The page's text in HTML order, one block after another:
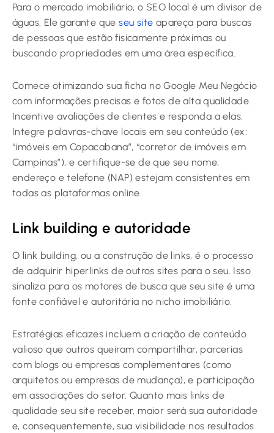
Para o mercado imobiliário, o SEO local é um divisor de
águas. Ele garante queseu site apareça para buscas
de pessoas que estão fisicamente próximas ou
buscando propriedades em uma área específica.
Comece otimizando sua ficha no Google Meu Negócio
com informações precisas e fotos de alta qualidade.
Incentive avaliações de clientes e responda a elas.
Integre palavras-chave locais em seu conteúdo (ex:
“imóveis em Copacabana”, “corretor de imóveis em
Campinas”), e certifique-se de que seu nome,
endereço e telefone (NAP) estejam consistentes em
todas as plataformas online.
Link building e autoridade
O link building, ou a construção de links, é o processo
de adquirir hiperlinks de outros sites para o seu. Isso
sinaliza para os motores de busca que seu site é uma
fonte confiável e autoritária no nicho imobiliário.
Estratégias eficazes incluem a criação de conteúdo
valioso que outros queiram compartilhar, parcerias
com blogs ou empresas complementares (como
arquitetos ou empresas de mudança), e participação
em associações do setor. Quanto mais links de
qualidade seu site receber, maior será sua autoridade
e, consequentemente, sua visibilidade nos resultados